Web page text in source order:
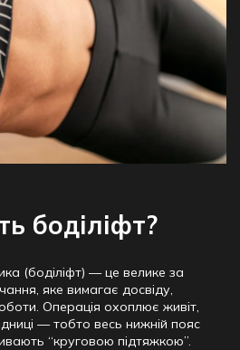
боділіфт?
(боділіфт) — це велике за
яке вимагає досвіду,
Операція охоплює живіт,
— тобто весь нижній пояс
“круговою підтяжкою”.